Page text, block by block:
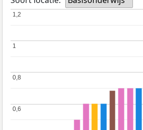
0,6
0,6
0,8
0,8
11
1,2
1,2